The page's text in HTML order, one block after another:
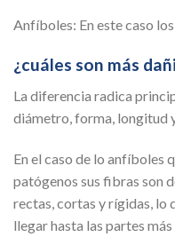
Anfíboles: En este caso
¿cuáles son más
La diferencia radica
diámetro, forma, longitud
En el caso de lo anfíboles
patógenos sus fibras son
rectas, cortas y rígidas, lo
llegar hasta las partes